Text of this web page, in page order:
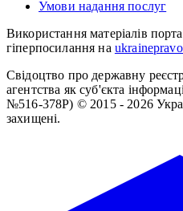
Умови надання послуг
Використання матеріалів
гіперпосилання на
Свідоцтво про державну
агентства як суб'єкта
№516-378Р) © 2015 - 2026
захищені.